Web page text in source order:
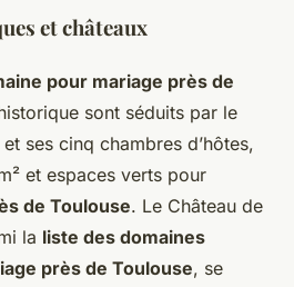
et châteaux
pour mariage près de
sont séduits par le
ses cinq chambres d’hôtes,
et espaces verts pour
de Toulouse. Le Château de
la liste des domaines
près de Toulouse, se